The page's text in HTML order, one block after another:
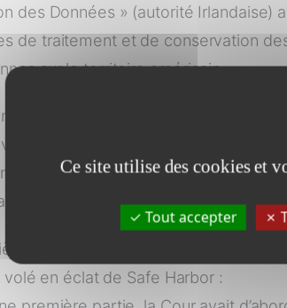
des Données » (autorité Irlandaise)
de traitement et de conservation
sur le territoire américain.
de l’autorité Irlandaise d’instruire
été validé une dizaine d’année
M. Schrems avait , en 2014,
Cour de Justice de l’Union
décision de la CJUE concernant
volé en éclat de Safe Harbor :
Ce site utilise des cookies et
Tout accepter